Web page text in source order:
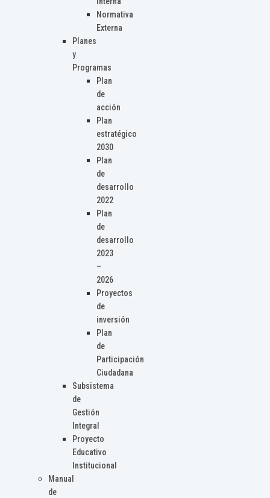
Normativa
Externa
Planes
y
Programas
Plan
de
acción
Plan
estratégico
2030
Plan
de
desarrollo
2022
Plan
de
desarrollo
2023
–
2026
Proyectos
de
inversión
Plan
de
Participación
Ciudadana
Subsistema
de
Gestión
Integral
Proyecto
Educativo
Institucional
Manual
de